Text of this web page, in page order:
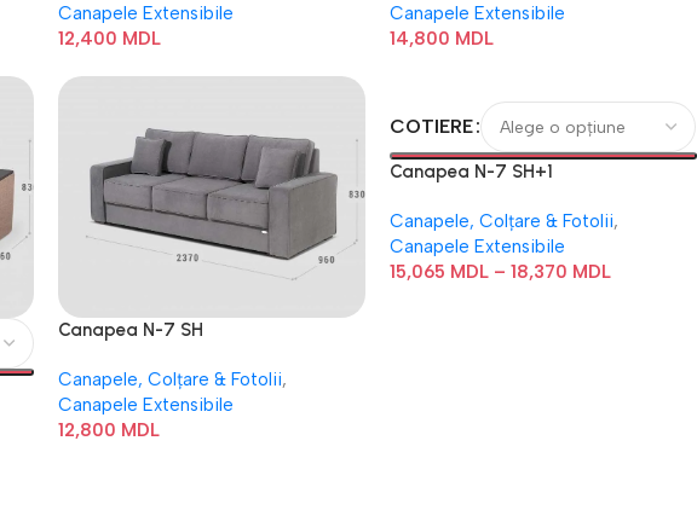
Canapele Extensibile
12,400 MDL
Canapele Extensibile
14,800 MDL
Canapea N-7 SH
Canapele, Colțare & Fotolii,
Canapele Extensibile
12,800 MDL
COTIERE
Canapea N-7 SH+1
Canapele, Colțare & Fotolii,
Canapele Extensibile
15,065 MDL – 18,370 MDL